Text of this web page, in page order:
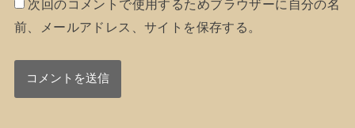
次回のコメントで使用するためブラウザーに自分の名
前、メールアドレス、サイトを保存する。